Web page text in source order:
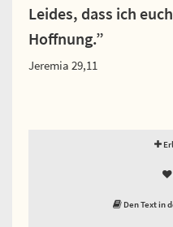
Leides, dass ich
Hoffnung.”
Jeremia 29,11
Den Text in